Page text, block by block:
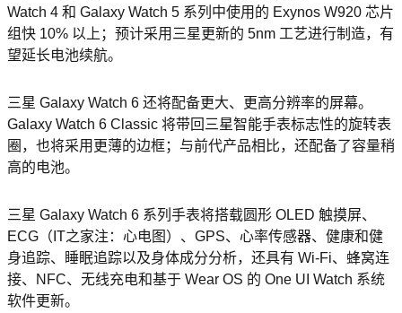
Watch 4 和 Galaxy Watch 5 系列中使用的 Exynos W920 芯片
组快 10% 以上； 预计采用三星更新的 5nm 工艺进行制造，有
望延长电池续航。
三星 Galaxy Watch 6 还将配备更大、更高分辨率的屏幕。
Galaxy Watch 6 Classic 将带回三星智能手表标志性的旋转表
圈 ，也将采用更薄的边框；与前代产品相比，还配备了容量稍
高的电池。
三星 Galaxy Watch 6 系列手表将搭载圆形 OLED 触摸屏、
ECG（IT之家注：心电图）、GPS、心率传感器、健康和健
身追踪、睡眠追踪以及身体成分分析，还具有 Wi-Fi、蜂窝连
接、NFC、无线充电和基于 Wear OS 的 One UI Watch 系统
软件更新。